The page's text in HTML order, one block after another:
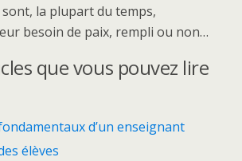
la plupart du temps,
besoin de paix, rempli ou non…
que vous pouvez lire
d’un enseignant
élèves